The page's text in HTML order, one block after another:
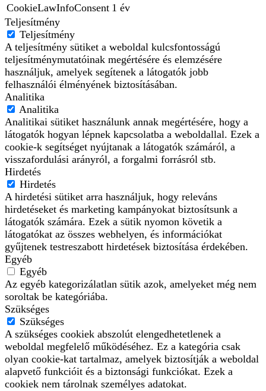
CookieLawInfoConsent 1 év
Teljesítmény
Teljesítmény
A teljesítmény sütiket a weboldal kulcsfontosságú
teljesítménymutatóinak megértésére és elemzésére
használjuk, amelyek segítenek a látogatók jobb
felhasználói élményének biztosításában.
Analitika
Analitika
Analitikai sütiket használunk annak megértésére, hogy a
látogatók hogyan lépnek kapcsolatba a weboldallal. Ezek a
cookie-k segítséget nyújtanak a látogatók számáról, a
visszafordulási arányról, a forgalmi forrásról stb.
Hirdetés
Hirdetés
A hirdetési sütiket arra használjuk, hogy releváns
hirdetéseket és marketing kampányokat biztosítsunk a
látogatók számára. Ezek a sütik nyomon követik a
látogatókat az összes webhelyen, és információkat
gyűjtenek testreszabott hirdetések biztosítása érdekében.
Egyéb
Egyéb
Az egyéb kategorizálatlan sütik azok, amelyeket még nem
soroltak be kategóriába.
Szükséges
Szükséges
A szükséges cookiek abszolút elengedhetetlenek a
weboldal megfelelő működéséhez. Ez a kategória csak
olyan cookie-kat tartalmaz, amelyek biztosítják a weboldal
alapvető funkcióit és a biztonsági funkciókat. Ezek a
cookiek nem tárolnak személyes adatokat.